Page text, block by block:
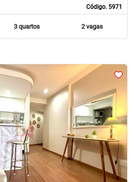
Código. 5971
3 quartos 2 vagas
arrow_forward_iosNext